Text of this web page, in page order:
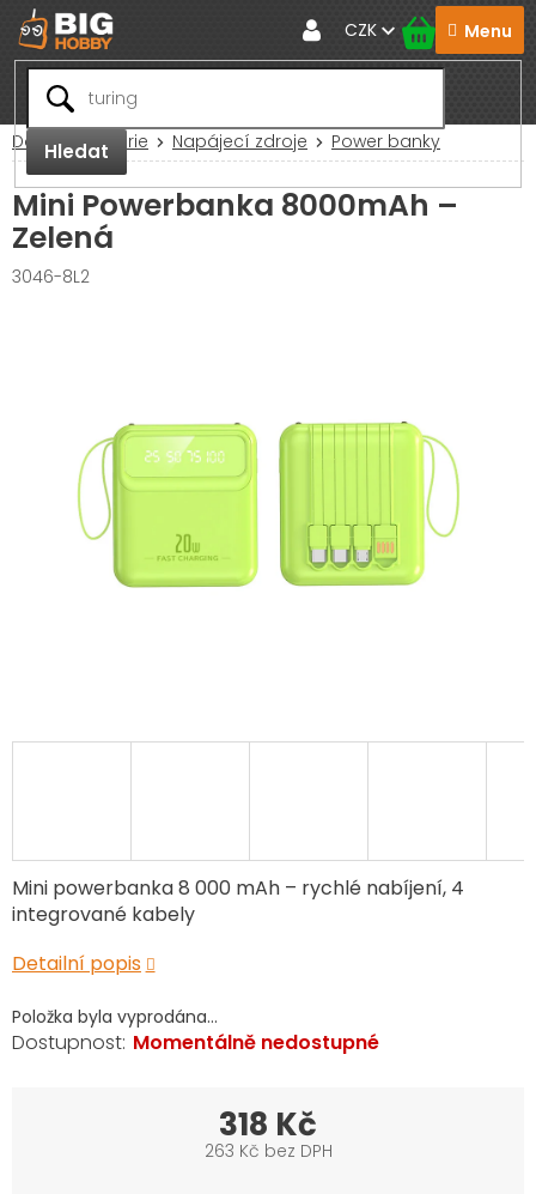
Přejít
na
obsah
Hledat
CZK
Domů Baterie Napájecí zdroje Power banky
Mini Powerbanka 8000mAh –
Zelená
3046-8L2
Položka byla vyprodána…
Mini powerbanka 8 000 mAh – rychlé nabíjení, 4
integrované kabely
Detailní popis
Momentálně nedostupné
318 Kč
263 Kč bez DPH